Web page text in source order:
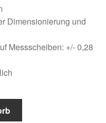
Dimensionierung und
Messscheiben: +/- 0,28